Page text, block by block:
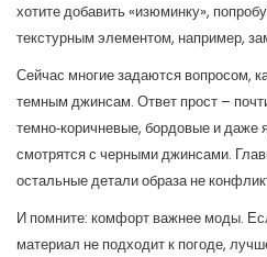
хотите добавить «изюминку»,
текстурным элементом, например,
Сейчас многие задаются вопросом,
темным джинсам. Ответ прост –
темно‑коричневые, бордовые и даже
смотрятся с черными джинсами.
остальные детали образа не
И помните: комфорт важнее моды.
материал не подходит к погоде,